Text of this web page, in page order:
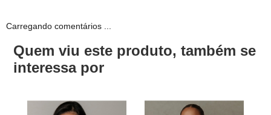
Carregando comentários ...
Quem viu este produto, também se
interessa por